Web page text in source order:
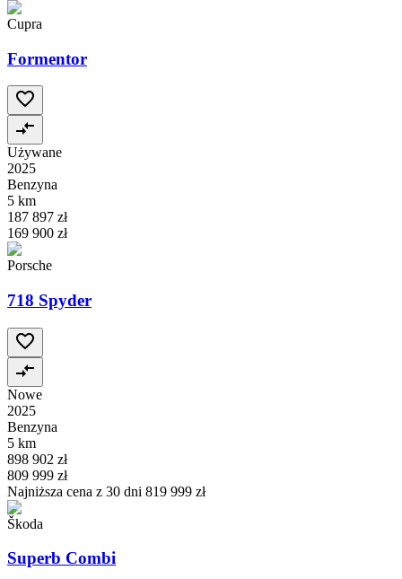
Cupra
Formentor
Używane
2025
Benzyna
5 km
187 897 zł
169 900 zł
Porsche
718 Spyder
Nowe
2025
Benzyna
5 km
898 902 zł
809 999 zł
Najniższa cena z 30 dni 819 999 zł
Škoda
Superb Combi